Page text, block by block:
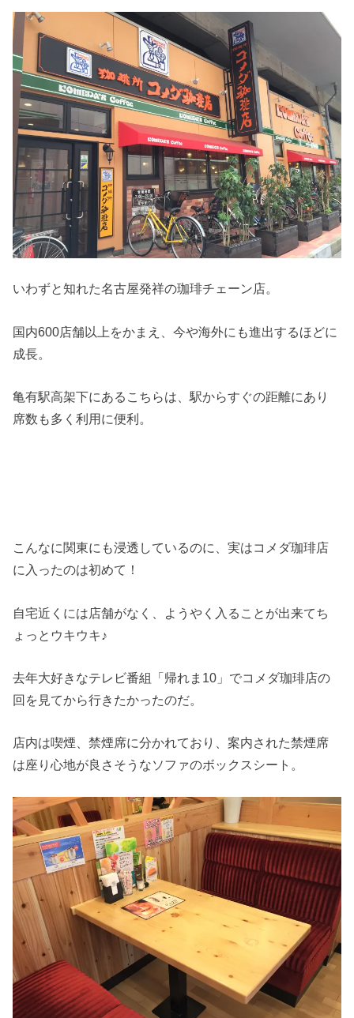
いわずと知れた名古屋発祥の珈琲チェーン店。
国内600店舗以上をかまえ、今や海外にも進出するほどに
成長。
亀有駅高架下にあるこちらは、駅からすぐの距離にあり
席数も多く利用に便利。
こんなに関東にも浸透しているのに、実はコメダ珈琲店
に入ったのは初めて！
自宅近くには店舗がなく、ようやく入ることが出来てち
ょっとウキウキ♪
去年大好きなテレビ番組「帰れま10」でコメダ珈琲店の
回を見てから行きたかったのだ。
店内は喫煙、禁煙席に分かれており、案内された禁煙席
は座り心地が良さそうなソファのボックスシート。